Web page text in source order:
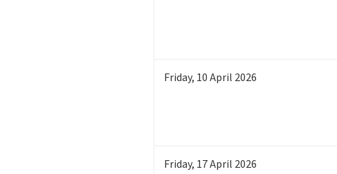
Friday, 10April 2026
Friday, 17April 2026